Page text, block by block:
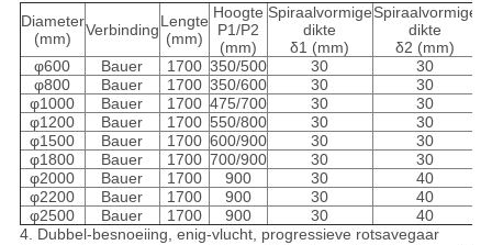
Diameter
(mm)
VerbindingLengte
(mm)
Hoogte
P1/P2
(mm)
Spiraalvormige
dikte
δ1 (mm)
Spiraalvormige
dikte
δ2 (mm)
φ600 Bauer 1700 350/500 30
30
φ800
Bauer 1700 350/600 30
30
φ1000
Bauer 1700 475/700 30
30
φ1200
Bauer 1700 550/800 30
30
φ1500
Bauer 1700 600/900 30
30
φ1800
Bauer 1700 700/900 30
30
φ2000
Bauer 1700 900 30
40
φ2200
Bauer 1700 900 30
40
φ2500
Bauer 1700 900 30
40
4. Dubbel-besnoeiing, enig-vlucht, progressieve rotsavegaar